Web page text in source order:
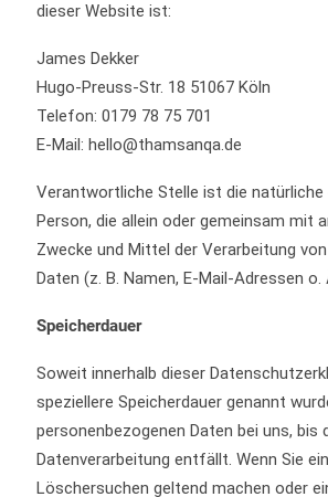
dieser Website ist:
James Dekker
Hugo-Preuss-Str. 18 51067 Köln
Telefon: 0179 78 75 701
E-Mail: hello@thamsanqa.de
Verantwortliche Stelle ist die
Person, die allein oder gemeinsam mit
Zwecke und Mittel der Verarbeitung
Daten (z. B. Namen, E-Mail-Adressen
Speicherdauer
Soweit innerhalb dieser
speziellere Speicherdauer genannt
personenbezogenen Daten bei uns, bis
Datenverarbeitung entfällt. Wenn Sie
Löschersuchen geltend machen oder